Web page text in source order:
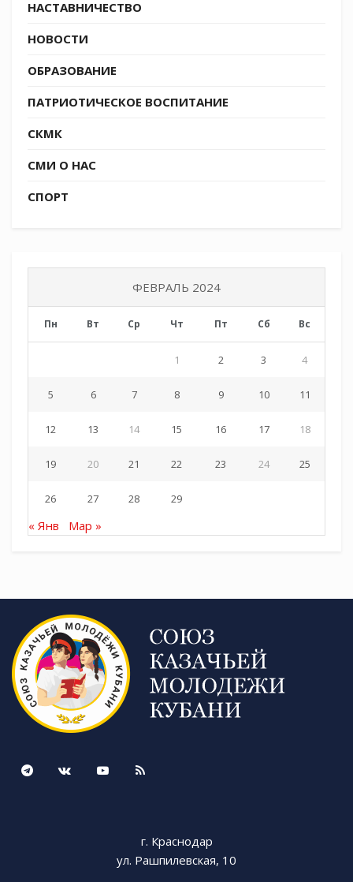
формирование у юных казаков гордости за
НАСТАВНИЧЕСТВО
НОВОСТИ
ОБРАЗОВАНИЕ
ПАТРИОТИЧЕСКОЕ ВОСПИТАНИЕ
СКМК
СМИ О НАС
СПОРТ
ФЕВРАЛЬ 2024
Пн Вт Ср Чт Пт Сб Вс
1 2 3 4
5 6 7 8 9 10 11
12 13 14 15 16 17 18
19 20 21 22 23 24 25
26 27 28 29
« Янв Мар »
г. Краснодар
ул. Рашпилевская, 10